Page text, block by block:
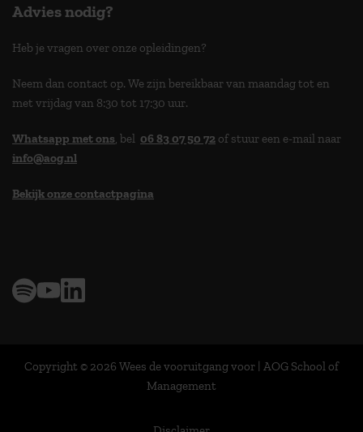
Advies nodig?
Heb je vragen over onze opleidingen?
Neem dan contact op. We zijn bereikbaar van maandag tot en
met vrijdag van 8:30 tot 17:30 uur.
Whatsapp met ons, bel 06 83 07 50 72 of stuur een e-mail naar
info@aog.nl
Bekijk onze contactpagina
Copyright © 2026 Wees de vooruitgang voor | AOG School of
Management